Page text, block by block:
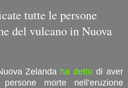
tutte le persone
del vulcano in Nuova
Zelanda ha detto di aver
morte nell’eruzione